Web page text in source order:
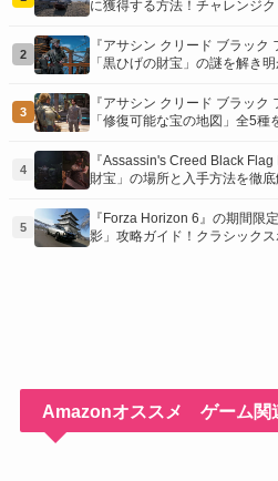
に獲得する方法！チャレンジ
2
『アサシン クリード ブラッ
「黒ひげの財宝」の謎を解き
3
『アサシン クリード ブラッ
「修復可能な宝の地図」全5
介！
4
『Assassin's Creed Black
財宝」の場所と入手方法を徹
5
『Forza Horizon 6』の期間限
影」攻略ガイド！クラシック
Amazonオススメ ゲーム関